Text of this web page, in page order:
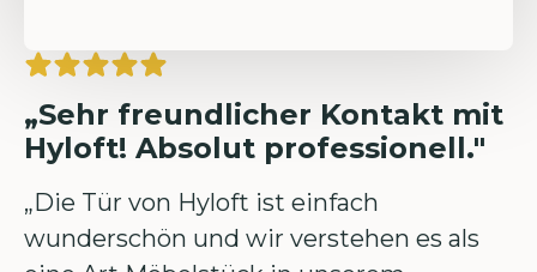
„Sehr freundlicher Kontakt mit
Hyloft! Absolut professionell."
„Die Tür von Hyloft ist einfach
wunderschön und wir verstehen es als